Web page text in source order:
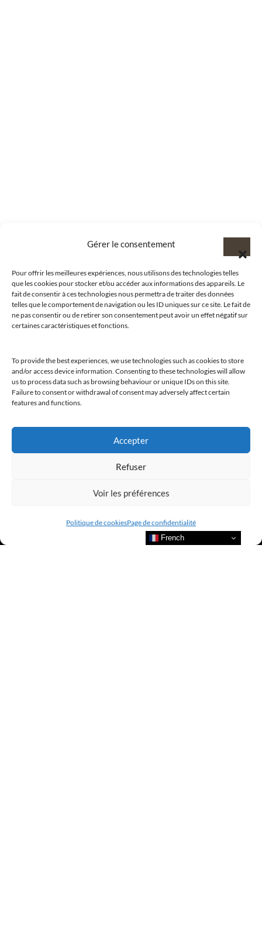
Gérer le consentement
Pour offrir les meilleures expériences, nous utilisons des technologies telles
que les cookies pour stocker et/ou accéder aux informations des appareils. Le
fait de consentir à ces technologies nous permettra de traiter des données
telles que le comportement de navigation ou les ID uniques sur ce site. Le fait de
ne pas consentir ou de retirer son consentement peut avoir un effet négatif sur
certaines caractéristiques et fonctions.
To provide the best experiences, we use technologies such as cookies to store
and/or access device information. Consenting to these technologies will allow
us to process data such as browsing behaviour or unique IDs on this site.
Failure to consent or withdrawal of consent may adversely affect certain
features and functions.
Accepter
Refuser
Voir les préférences
Politique de cookiesPage de confidentialité
@clubamilcar
LUXURY SELECTIONS BY CLUB AMILCAR
French